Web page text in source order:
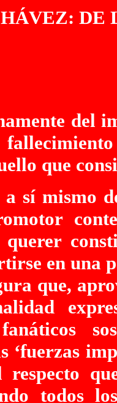
DE
del
que
sí mismo
en una
que,
fanáticos
‘fuerzas
todos